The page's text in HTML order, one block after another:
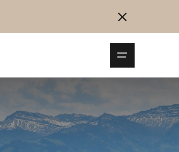
Démarrez maintenant